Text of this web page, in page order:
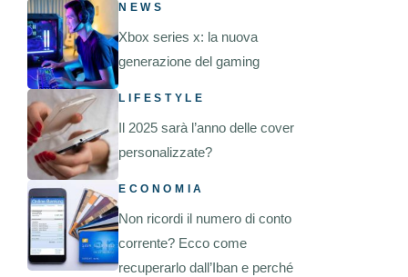
NEWS
Xbox series x: la nuova
generazione del gaming
LIFESTYLE
Il 2025 sarà l’anno delle cover
personalizzate?
ECONOMIA
Non ricordi il numero di conto
corrente? Ecco come
recuperarlo dall’Iban e perché